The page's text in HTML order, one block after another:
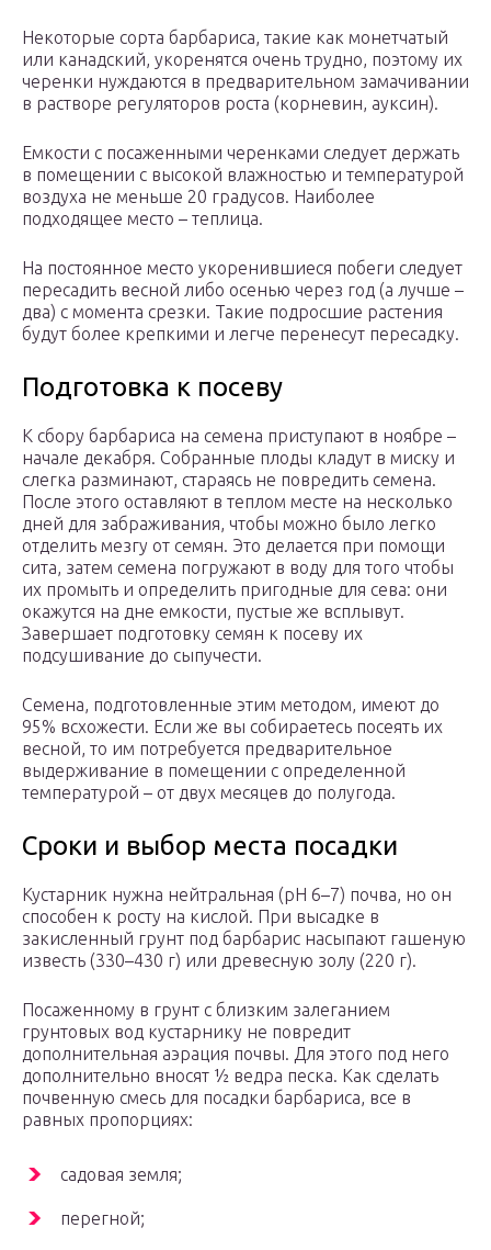
Некоторые сорта барбариса, такие как монетчатый
или канадский, укоренятся очень трудно, поэтому их
черенки нуждаются в предварительном замачивании
в растворе регуляторов роста (корневин, ауксин).
Емкости с посаженными черенками следует держать
в помещении с высокой влажностью и температурой
воздуха не меньше 20 градусов. Наиболее
подходящее место – теплица.
На постоянное место укоренившиеся побеги следует
пересадить весной либо осенью через год (а лучше –
два) с момента срезки. Такие подросшие растения
будут более крепкими и легче перенесут пересадку.
Подготовка к посеву
К сбору барбариса на семена приступают в ноябре –
начале декабря. Собранные плоды кладут в миску и
слегка разминают, стараясь не повредить семена.
После этого оставляют в теплом месте на несколько
дней для забраживания, чтобы можно было легко
отделить мезгу от семян. Это делается при помощи
сита, затем семена погружают в воду для того чтобы
их промыть и определить пригодные для сева: они
окажутся на дне емкости, пустые же всплывут.
Завершает подготовку семян к посеву их
подсушивание до сыпучести.
Семена, подготовленные этим методом, имеют до
95% всхожести. Если же вы собираетесь посеять их
весной, то им потребуется предварительное
выдерживание в помещении с определенной
температурой – от двух месяцев до полугода.
Сроки и выбор места посадки
Кустарник нужна нейтральная (рН 6–7) почва, но он
способен к росту на кислой. При высадке в
закисленный грунт под барбарис насыпают гашеную
известь (330–430 г) или древесную золу (220 г).
Посаженному в грунт с близким залеганием
грунтовых вод кустарнику не повредит
дополнительная аэрация почвы. Для этого под него
дополнительно вносят ½ ведра песка. Как сделать
почвенную смесь для посадки барбариса, все в
равных пропорциях:
садовая земля;
перегной;